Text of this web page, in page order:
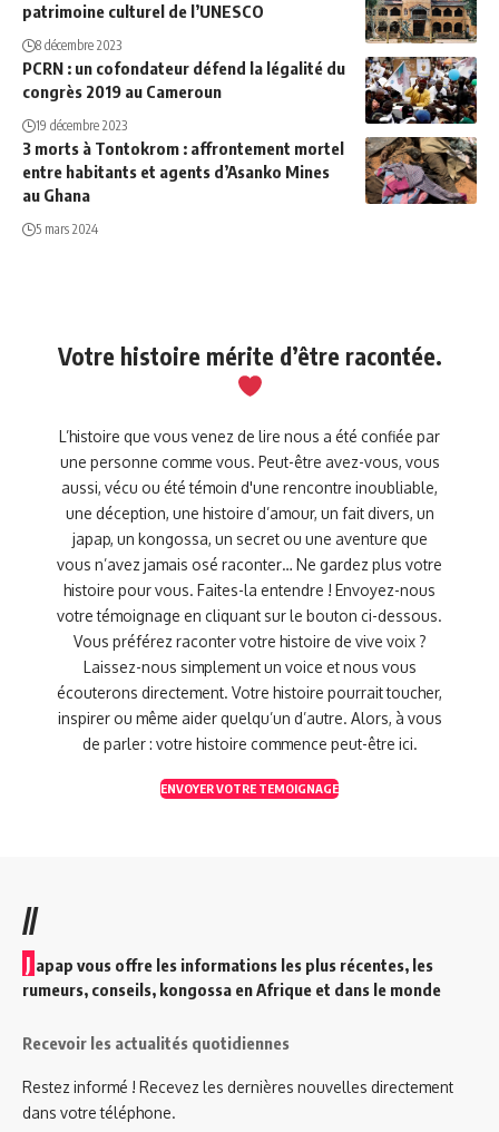
patrimoine culturel de l’UNESCO
8 décembre 2023
PCRN : un cofondateur défend la légalité du
congrès 2019 au Cameroun
19 décembre 2023
3 morts à Tontokrom : affrontement mortel
entre habitants et agents d’Asanko Mines
au Ghana
5 mars 2024
Votre histoire mérite d’être racontée.
L’histoire que vous venez de lire nous a été confiée par
une personne comme vous. Peut-être avez-vous, vous
aussi, vécu ou été témoin d'une rencontre inoubliable,
une déception, une histoire d’amour, un fait divers, un
japap, un kongossa, un secret ou une aventure que
vous n’avez jamais osé raconter… Ne gardez plus votre
histoire pour vous. Faites-la entendre ! Envoyez-nous
votre témoignage en cliquant sur le bouton ci-dessous.
Vous préférez raconter votre histoire de vive voix ?
Laissez-nous simplement un voice et nous vous
écouterons directement. Votre histoire pourrait toucher,
inspirer ou même aider quelqu’un d’autre. Alors, à vous
de parler : votre histoire commence peut-être ici.
ENVOYER VOTRE TEMOIGNAGE
//
J apap vous offre les informations les plus récentes, les
rumeurs, conseils, kongossa en Afrique et dans le monde
Recevoir les actualités quotidiennes
Restez informé ! Recevez les dernières nouvelles directement
dans votre téléphone.